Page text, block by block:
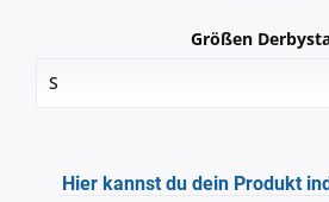
Größen
Hier kannst du dein Produkt